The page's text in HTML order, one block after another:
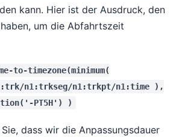
kann. Hier ist der Ausdruck, den
um die Abfahrtszeit
to-timezone(minimum(
n1:trkseg/n1:trkpt/n1:time ),
PT5H') )
dass wir die Anpassungsdauer